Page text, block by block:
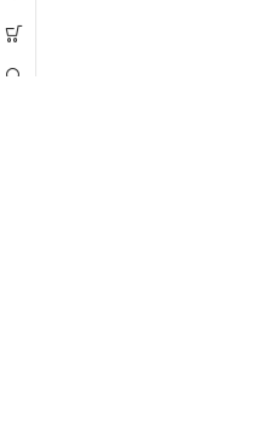
кВт Фреон R-32 Діапазон